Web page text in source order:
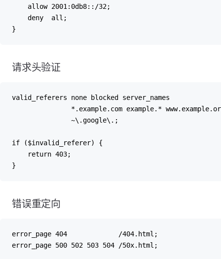
    allow 2001:0db8::/32;
    deny  all;
}
请求头验证
valid_referers none blocked server_names
*.example.com example.*
               ~\.google\.;
if ($invalid_referer) {
    return 403;
}
错误重定向
error_page 404             /404.html;
error_page 500 502 503 504 /50x.html;